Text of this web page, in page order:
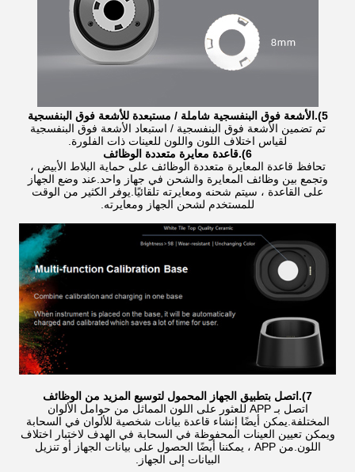
5).الأشعة فوق البنفسجية شاملة / مستبعدة للأشعة فوق البنفسجية
تم تضمين الأشعة فوق البنفسجية / استبعاد الأشعة فوق البنفسجية
لقياس اختلاف اللون واللون للعينات ذات الفلورة.
6).قاعدة معايرة متعددة الوظائف
تحافظ قاعدة المعايرة متعددة الوظائف على حماية البلاط الأبيض ،
وتجمع بين وظائف المعايرة والشحن في جهاز واحد.عند وضع الجهاز
على القاعدة ، سيتم شحنه ومعايرته تلقائيًا.يوفر الكثير من الوقت
للمستخدم لشحن الجهاز ومعايرته.
7).اتصل بتطبيق الجهاز المحمول لتوسيع المزيد من الوظائف
اتصل بـ APP للعثور على اللون المماثل من حوامل الألوان
المختلفة.يمكن أيضًا إنشاء قاعدة بيانات شخصية للألوان في السحابة
ويمكن تعيين العينات المحفوظة في السحابة في الهدف لاختبار اختلاف
اللون.من APP ، يمكننا أيضًا الحصول على بيانات الجهاز أو تنزيل
البيانات إلى الجهاز.